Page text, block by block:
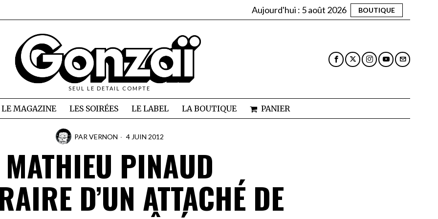
Aujourd'hui : 5 août 2026 BOUTIQUE
SEUL LE DETAIL COMPTE
LE MAGAZINE LES SOIRÉES LE LABEL LA BOUTIQUE PANIER
PAR VERNON 4 JUIN 2012
MATHIEU PINAUD
D’UN ATTACHÉ DE